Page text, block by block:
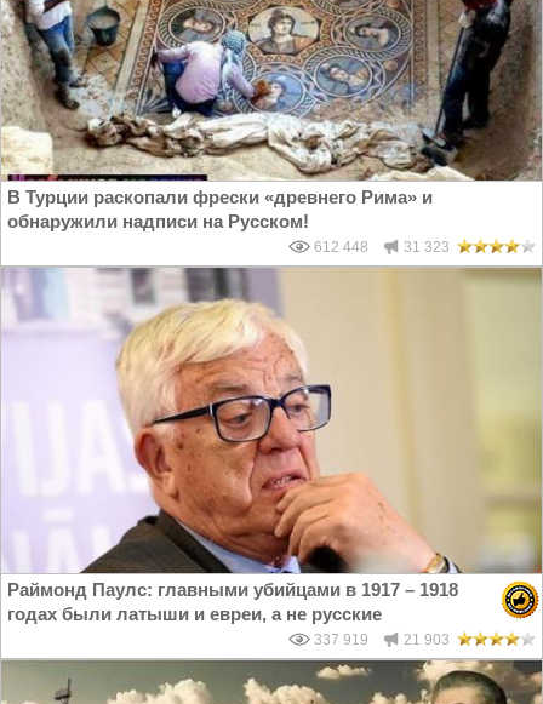
В Турции раскопали фрески «древнего Рима» и
обнаружили надписи на Русском!
612 448 31 323
Раймонд Паулс: главными убийцами в 1917 – 1918
годах были латыши и евреи, а не русские
337 919 21 903